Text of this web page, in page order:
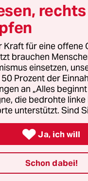
www.spiegel.de/pol...-
23661e124238
rero
27.03.2025 00:07 Uhr
Sie "Mitte-
nicht Koalitionen,
Zusammenfassung der
passt es.
Schwarz-Rot nun
agieren wird, bleibt
der Anhänger
rechts
Kraft für eine offene
brauchen
einsetzen,
Prozent der
an „Alles
die bedrohte
unterstützt. Sind
 Ja, ich will
Schon dabei!